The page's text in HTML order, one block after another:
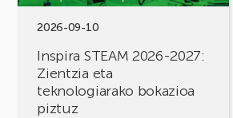
2026-09-10
Inspira STEAM 2026-2027:
Zientzia eta
teknologiarako bokazioa
piztuz
teknologiarako
bokazioa